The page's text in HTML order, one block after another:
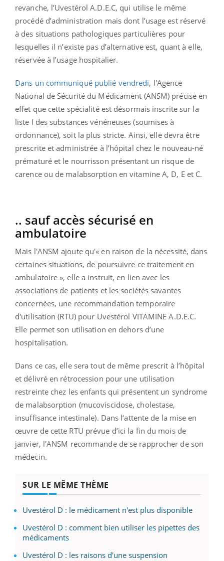
revanche, l’Uvestérol A.D.E.C, qui utilise le même
procédé d’administration mais dont l’usage est réservé
à des situations pathologiques particulières pour
lesquelles il n’existe pas d’alternative est, quant à elle,
réservée à l’usage hospitalier.
Dans un communiqué publié vendredi, l'Agence
National de Sécurité du Médicament (ANSM) précise en
effet que cette spécialité est désormais inscrite sur la
liste I des substances vénéneuses (soumises à
ordonnance), soit la plus stricte. Ainsi, elle devra être
prescrite et administrée à l’hôpital chez le nouveau-né
prématuré et le nourrisson présentant un risque de
carence ou de malabsorption en vitamine A, D, E et C.
.. sauf accès sécurisé en
ambulatoire
Mais l'ANSM ajoute qu'« en raison de la nécessité, dans
certaines situations, de poursuivre ce traitement en
ambulatoire », elle a instruit, en lien avec les
associations de patients et les sociétés savantes
concernées, une recommandation temporaire
d'utilisation (RTU) pour Uvestérol VITAMINE A.D.E.C.
Elle permet son utilisation en dehors d’une
hospitalisation.
Dans ce cas, elle sera tout de même prescrit à l’hôpital
et délivré en rétrocession pour une utilisation
restreinte chez les enfants qui présentent un syndrome
de malabsorption (mucoviscidose, cholestase,
insuffisance intestinale). Dans l‘attente de la mise en
œuvre de cette RTU prévue d’ici la fin du mois de
janvier, l'ANSM recommande de se rapprocher de son
médecin.
SUR LE MÊME THÈME
Uvestérol D : le médicament n'est plus disponible
Uvestérol D : comment bien utiliser les pipettes des
médicaments
Uvestérol D : les raisons d'une suspension